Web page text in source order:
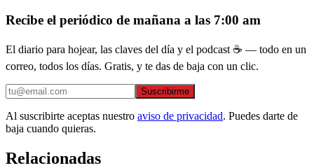
Recibe el periódico de mañana a las 7:00 am
El diario para hojear, las claves del día y el podcast ☕ — todo en un
correo, todos los días. Gratis, y te das de baja con un clic.
Suscribirme
Al suscribirte aceptas nuestro aviso de privacidad. Puedes darte de
baja cuando quieras.
Relacionadas